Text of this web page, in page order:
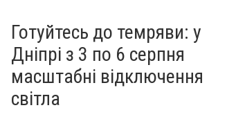
Готуйтесь до темряви: у
Дніпрі з 3 по 6 серпня
масштабні відключення
світла